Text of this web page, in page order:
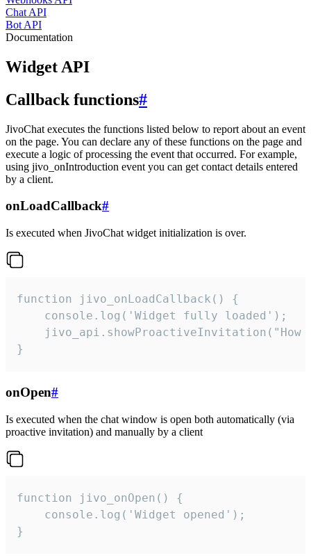
Chat API
Bot API
Documentation
Widget API
Callback functions#
JivoChat executes the functions listed below to report about an event
on the page. You can declare any of these functions on the page and
execute a logic of processing the event that occurred. For example,
using jivo_onIntroduction event you can get contact details entered
by a client.
onLoadCallback#
Is executed when JivoChat widget initialization is over.
function jivo_onLoadCallback() {
    console.log('Widget fully loaded');
jivo_api.showProactiveInvitation("How
}
onOpen#
Is executed when the chat window is open both automatically (via
proactive invitation) and manually by a client
function jivo_onOpen() {
    console.log('Widget opened');
}